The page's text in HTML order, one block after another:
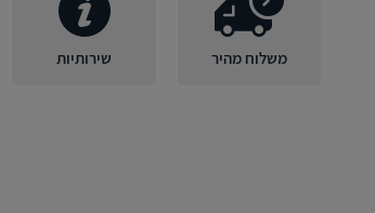
משלוח מהיר שירותיות